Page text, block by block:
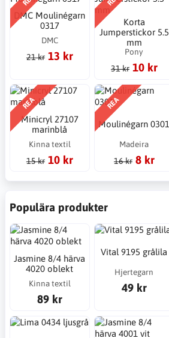
DMC Moulinégarn
0317
DMC
21 kr 13 kr
Korta
Jumperstickor 5.5
mm
Pony
31 kr 10 kr
REA
Minicryl 27107
marinblå
Kinna textil
15 kr 10 kr
REA
Moulinégarn 0301
Madeira
16 kr 8 kr
Populära produkter
Jasmine 8/4 härva
4020 oblekt
Kinna textil
89 kr
Vital 9195 grålila
Hjertegarn
49 kr